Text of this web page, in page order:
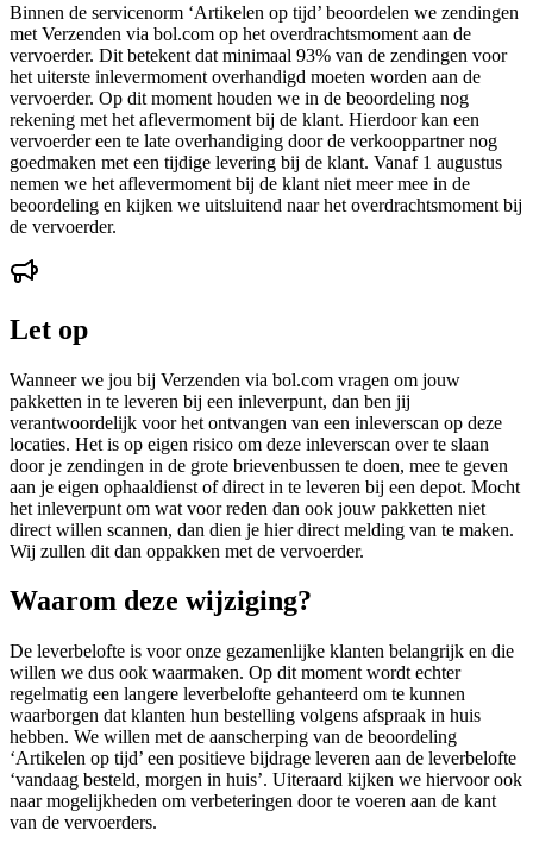
Binnen de servicenorm ‘Artikelen op tijd’ beoordelen we zendingen
met Verzenden via bol.com op het overdrachtsmoment aan de
vervoerder. Dit betekent dat minimaal 93% van de zendingen voor
het uiterste inlevermoment overhandigd moeten worden aan de
vervoerder. Op dit moment houden we in de beoordeling nog
rekening met het aflevermoment bij de klant. Hierdoor kan een
vervoerder een te late overhandiging door de verkooppartner nog
goedmaken met een tijdige levering bij de klant. Vanaf 1 augustus
nemen we het aflevermoment bij de klant niet meer mee in de
beoordeling en kijken we uitsluitend naar het overdrachtsmoment bij
de vervoerder.
Let op
Wanneer we jou bij Verzenden via bol.com vragen om jouw
pakketten in te leveren bij een inleverpunt, dan ben jij
verantwoordelijk voor het ontvangen van een inleverscan op deze
locaties. Het is op eigen risico om deze inleverscan over te slaan
door je zendingen in de grote brievenbussen te doen, mee te geven
aan je eigen ophaaldienst of direct in te leveren bij een depot. Mocht
het inleverpunt om wat voor reden dan ook jouw pakketten niet
direct willen scannen, dan dien je hier direct melding van te maken.
Wij zullen dit dan oppakken met de vervoerder.
Waarom deze wijziging?
De leverbelofte is voor onze gezamenlijke klanten belangrijk en die
willen we dus ook waarmaken. Op dit moment wordt echter
regelmatig een langere leverbelofte gehanteerd om te kunnen
waarborgen dat klanten hun bestelling volgens afspraak in huis
hebben. We willen met de aanscherping van de beoordeling
‘Artikelen op tijd’ een positieve bijdrage leveren aan de leverbelofte
‘vandaag besteld, morgen in huis’. Uiteraard kijken we hiervoor ook
naar mogelijkheden om verbeteringen door te voeren aan de kant
van de vervoerders.